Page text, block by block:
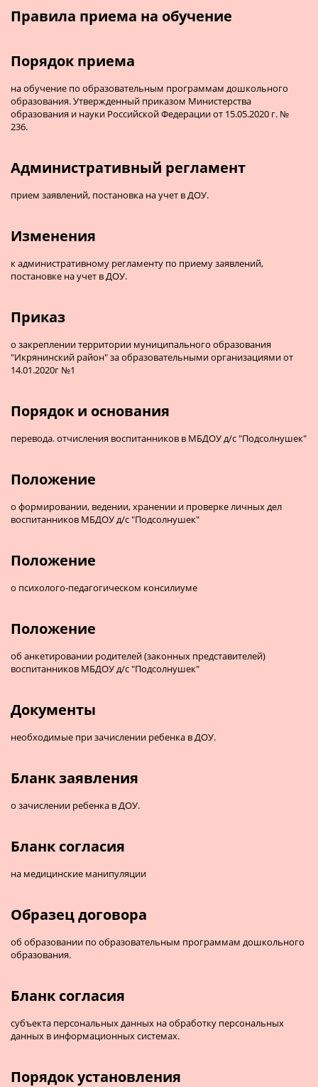
Правила приема на обучение
Порядок приема
на обучение по образовательным программам дошкольного
образования. Утвержденный приказом Министерства
образования и науки Российской Федерации от 15.05.2020 г. №
236.
Административный регламент
прием заявлений, постановка на учет в ДОУ.
Изменения
к административному регламенту по приему заявлений,
постановке на учет в ДОУ.
Приказ
о закреплении территории муниципального образования
"Икрянинский район" за образовательными организациями от
14.01.2020г №1
Порядок и основания
перевода. отчисления воспитанников в МБДОУ д/с "Подсолнушек"
Положение
о формировании, ведении, хранении и проверке личных дел
воспитанников МБДОУ д/с "Подсолнушек"
Положение
о психолого-педагогическом консилиуме
Положение
об анкетировании родителей (законных представителей)
воспитанников МБДОУ д/с "Подсолнушек"
Документы
необходимые при зачислении ребенка в ДОУ.
Бланк заявления
о зачислении ребенка в ДОУ.
Бланк согласия
на медицинские манипуляции
Образец договора
об образовании по образовательным программам дошкольного
образования.
Бланк согласия
субъекта персональных данных на обработку персональных
данных в информационных системах.
Порядок установления